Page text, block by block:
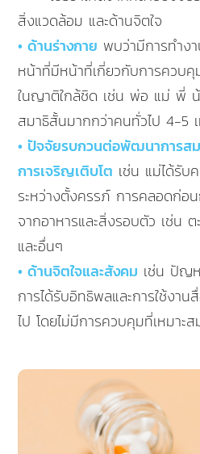
สิ่งแวดล้อม และด้านจิตใจ
• ด้านร่างกาย พบว่ามีการทำง
หน้าที่มีหน้าที่เกี่ยวกับการควบ
ในญาติใกล้ชิด เช่น พ่อ แม่ พี่
สมาธิสั้นมากกว่าคนทั่วไป 4-5
• ปัจจัยรบกวนต่อพัฒนาการส
การเจริญเติบโต เช่น แม่ได้รับ
ระหว่างตั้งครรภ์ การคลอดก่
จากอาหารและสิ่งรอบตัว เช่น
และอื่นๆ
• ด้านจิตใจและสังคม เช่น ปัญห
การได้รับอิทธิพลและการใช้งา
ไป โดยไม่มีการควบคุมที่เหมาะส